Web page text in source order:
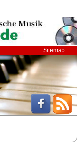
Sitemap